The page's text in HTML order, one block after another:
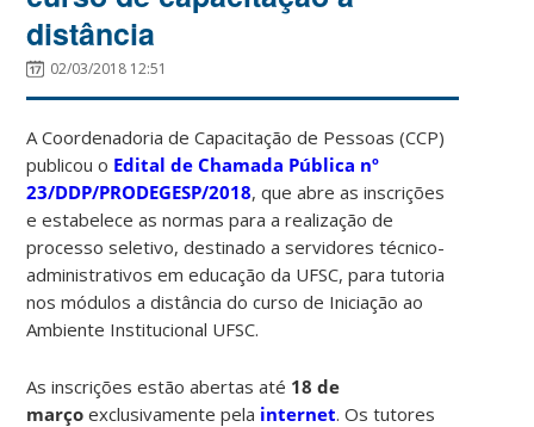
distância
02/03/2018 12:51
A Coordenadoria de Capacitação de Pessoas (CCP)
publicou o Edital de Chamada Pública nº
23/DDP/PRODEGESP/2018, que abre as inscrições
e estabelece as normas para a realização de
processo seletivo, destinado a servidores técnico-
administrativos em educação da UFSC, para tutoria
nos módulos a distância do curso de Iniciação ao
Ambiente Institucional UFSC.
As inscrições estão abertas até 18 de
março exclusivamente pela internet. Os tutores